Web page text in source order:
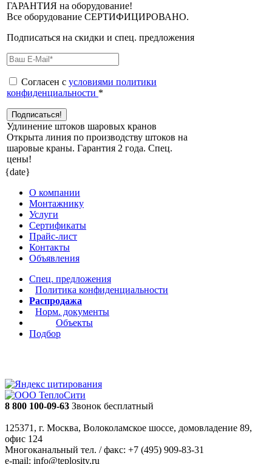
ГАРАНТИЯ на оборудование!
Все оборудование СЕРТИФИЦИРОВАНО.
Подписаться на скидки и спец. предложения
Согласен с условиями политики
конфиденциальности *
Удлинение штоков шаровых кранов
Открыта линия по производству штоков на
шаровые краны. Гарантия 2 года. Cпец.
цены!
{date}
О компании
Монтажнику
Услуги
Сертификаты
Прайс-лист
Контакты
Объявления
Спец. предложения
Политика конфиденциальности
Распродажа
Норм. документы
Объекты
Подбор
8 800 100-09-63 Звонок бесплатный
125371, г. Москва, Волоколамское шоссе, домовладение 89,
офис 124
Многоканальный тел. / факс: +7 (495) 909-83-31
e-mail: info@teplosity.ru